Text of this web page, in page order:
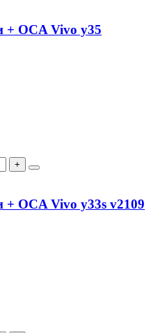
+ OCA Vivo y35
+
+ OCA Vivo y33s v2109